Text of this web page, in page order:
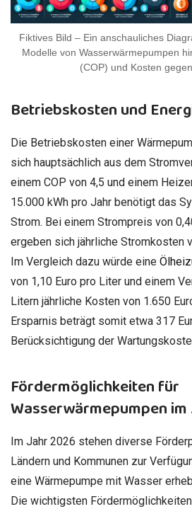
Fiktives Bild – Ein anschauliches
Modelle von Wasserwärmepumpen
(COP) und Kosten
Betriebskosten und
Die Betriebskosten einer
sich hauptsächlich aus dem
einem COP von 4,5 und einem
15.000 kWh pro Jahr benötigt das
Strom. Bei einem Strompreis von
ergeben sich jährliche Stromkosten
Im Vergleich dazu würde eine
von 1,10 Euro pro Liter und einem
Litern jährliche Kosten von 1.650
Ersparnis beträgt somit etwa 317
Berücksichtigung der
Fördermöglichkeiten für
Wasserwärmepumpen
Im Jahr 2026 stehen diverse
Ländern und Kommunen zur
eine Wärmepumpe mit Wasser
Die wichtigsten